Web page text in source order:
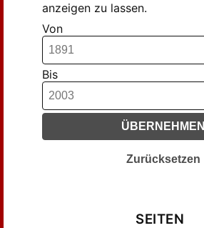
anzeigen zu lassen.
Von
Bis
ÜBERNEHMEN
Zurücksetzen
SEITEN